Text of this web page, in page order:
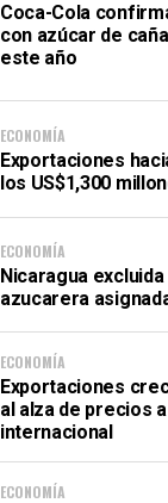
Coca-Cola
con azúcar de
este año
ECONOMÍA
Exportaciones
los US$1,300
ECONOMÍA
Nicaragua
azucarera
ECONOMÍA
Exportaciones
al alza de precios
internacional
ECONOMÍA